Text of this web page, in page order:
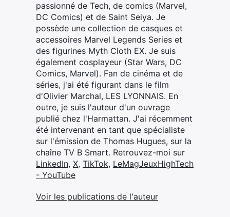
passionné de Tech, de comics (Marvel,
DC Comics) et de Saint Seiya. Je
possède une collection de casques et
accessoires Marvel Legends Series et
des figurines Myth Cloth EX. Je suis
également cosplayeur (Star Wars, DC
Comics, Marvel). Fan de cinéma et de
séries, j'ai été figurant dans le film
d'Olivier Marchal, LES LYONNAIS. En
outre, je suis l'auteur d'un ouvrage
publié chez l'Harmattan. J'ai récemment
été intervenant en tant que spécialiste
sur l'émission de Thomas Hugues, sur la
chaîne TV B Smart. Retrouvez-moi sur
LinkedIn, X, TikTok, LeMagJeuxHighTech
- YouTube
Voir les publications de l'auteur